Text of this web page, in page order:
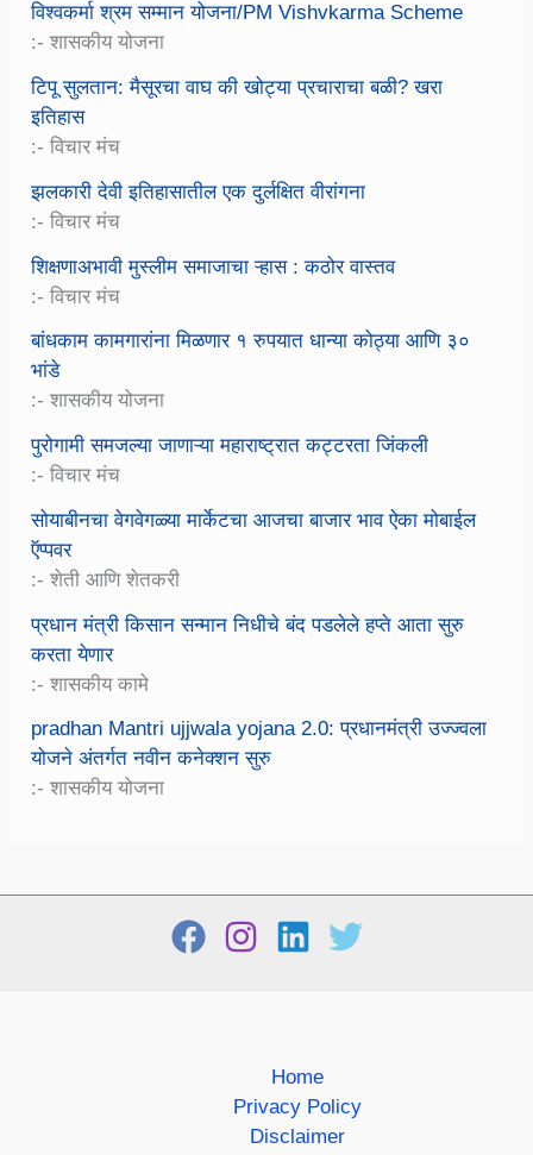
विश्वकर्मा श्रम सम्मान योजना/PM Vishvkarma Scheme
:- शासकीय योजना
टिपू सुलतान: मैसूरचा वाघ की खोट्या प्रचाराचा बळी? खरा
इतिहास
:- विचार मंच
झलकारी देवी इतिहासातील एक दुर्लक्षित वीरांगना
:- विचार मंच
शिक्षणाअभावी मुस्लीम समाजाचा ऱ्हास : कठोर वास्तव
:- विचार मंच
बांधकाम कामगारांना मिळणार १ रुपयात धान्या कोठ्या आणि ३०
भांडे
:- शासकीय योजना
पुरोगामी समजल्या जाणाऱ्या महाराष्ट्रात कट्टरता जिंकली
:- विचार मंच
सोयाबीनचा वेगवेगळ्या मार्केटचा आजचा बाजार भाव ऐका मोबाईल
ऍप्पवर
:- शेती आणि शेतकरी
प्रधान मंत्री किसान सन्मान निधीचे बंद पडलेले हप्ते आता सुरु
करता येणार
:- शासकीय कामे
pradhan Mantri ujjwala yojana 2.0: प्रधानमंत्री उज्ज्वला
योजने अंतर्गत नवीन कनेक्शन सुरु
:- शासकीय योजना
Home
Privacy Policy
Disclaimer